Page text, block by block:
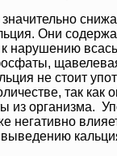
Они
нарушению
не стоит
так как
из организма.
негативно
выведению